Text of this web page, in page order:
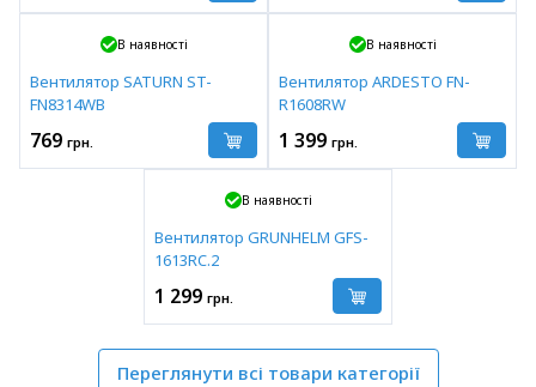
В наявності
Вентилятор SATURN ST-
FN8314WB
769 грн.
В наявності
Вентилятор ARDESTO FN-
R1608RW
1 399 грн.
В наявності
Вентилятор GRUNHELM GFS-
1613RC.2
1 299 грн.
Переглянути всі товари категорії